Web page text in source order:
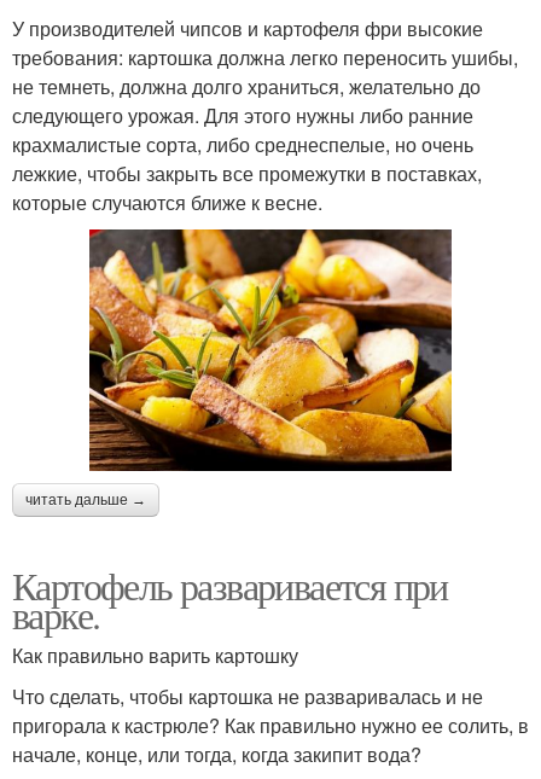
У производителей чипсов и картофеля фри высокие
требования: картошка должна легко переносить ушибы,
не темнеть, должна долго храниться, желательно до
следующего урожая. Для этого нужны либо ранние
крахмалистые сорта, либо среднеспелые, но очень
лежкие, чтобы закрыть все промежутки в поставках,
которые случаются ближе к весне.
читать дальше →
Картофель разваривается при
варке.
Как правильно варить картошку
Что сделать, чтобы картошка не разваривалась и не
пригорала к кастрюле? Как правильно нужно ее солить, в
начале, конце, или тогда, когда закипит вода?